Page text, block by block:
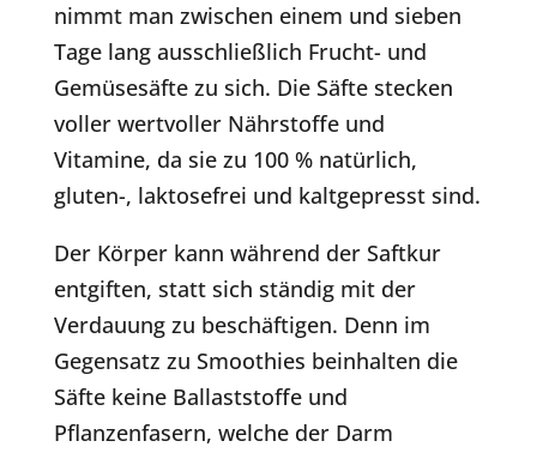
nimmt man zwischen einem und sieben
Tage lang ausschließlich Frucht- und
Gemüsesäfte zu sich. Die Säfte stecken
voller wertvoller Nährstoffe und
Vitamine, da sie zu 100 % natürlich,
gluten-, laktosefrei und kaltgepresst sind.
Der Körper kann während der Saftkur
entgiften, statt sich ständig mit der
Verdauung zu beschäftigen. Denn im
Gegensatz zu Smoothies beinhalten die
Säfte keine Ballaststoffe und
Pflanzenfasern, welche der Darm